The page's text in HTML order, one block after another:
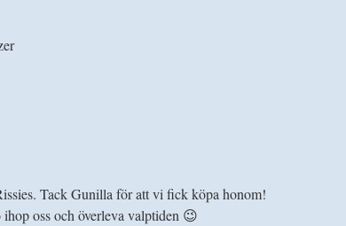
Tack Gunilla för att vi fick köpa honom!
oss och överleva valptiden 😉